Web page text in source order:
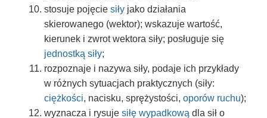
stosuje pojęciesiły jako działania
skierowanego (wektor); wskazuje wartość,
kierunek i zwrot wektora siły; posługuje się
jednostką siły;
rozpoznaje i nazywa siły, podaje ich przykłady
w różnych sytuacjach praktycznych (siły:
ciężkości, nacisku, sprężystości,oporów ruchu);
wyznacza i rysujesiłę wypadkową dla sił o